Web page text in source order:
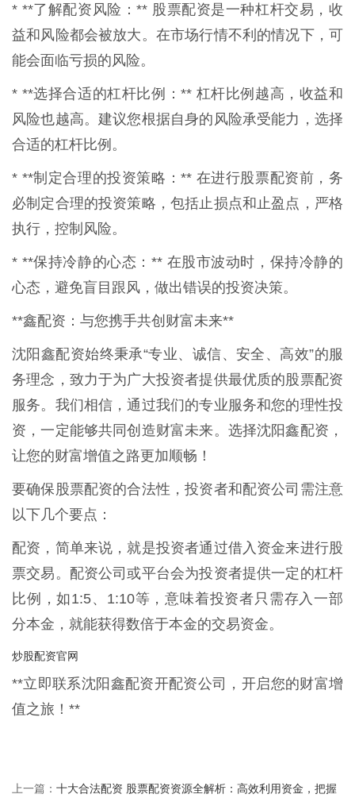
* **了解配资风险：** 股票配资是一种杠杆交易，收
益和风险都会被放大。在市场行情不利的情况下，可
能会面临亏损的风险。
* **选择合适的杠杆比例：** 杠杆比例越高，收益和
风险也越高。建议您根据自身的风险承受能力，选择
合适的杠杆比例。
* **制定合理的投资策略：** 在进行股票配资前，务
必制定合理的投资策略，包括止损点和止盈点，严格
执行，控制风险。
* **保持冷静的心态：** 在股市波动时，保持冷静的
心态，避免盲目跟风，做出错误的投资决策。
**鑫配资：与您携手共创财富未来**
沈阳鑫配资始终秉承“专业、诚信、安全、高效”的服
务理念，致力于为广大投资者提供最优质的股票配资
服务。我们相信，通过我们的专业服务和您的理性投
资，一定能够共同创造财富未来。选择沈阳鑫配资，
让您的财富增值之路更加顺畅！
要确保股票配资的合法性，投资者和配资公司需注意
以下几个要点：
配资，简单来说，就是投资者通过借入资金来进行股
票交易。配资公司或平台会为投资者提供一定的杠杆
比例，如1:5、1:10等，意味着投资者只需存入一部
分本金，就能获得数倍于本金的交易资金。
炒股配资官网
**立即联系沈阳鑫配资开配资公司，开启您的财富增
值之旅！**
上一篇： 十大合法配资 股票配资资源全解析：高效利用资金，把握